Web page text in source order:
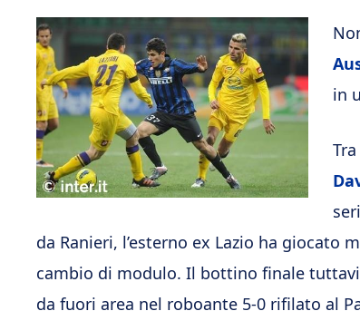
in
da Ranieri, l’esterno ex Lazio ha
cambio di modulo. Il bottino finale
da fuori area nel roboante 5-0 rifilato al